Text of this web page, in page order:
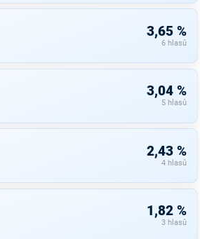
3,65 %
6 hlasů
3,04 %
5 hlasů
2,43 %
4 hlasů
1,82 %
3 hlasů